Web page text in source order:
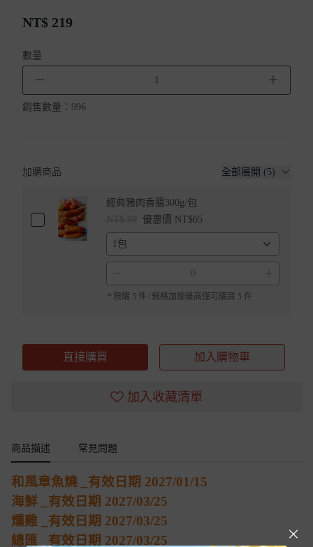
NT$ 219
數量
－ ＋
銷售數量： 996
加購商品 全部展開 (5)
經典豬肉香腸300g/包
優惠價 NT$65
－ ＋
* 限購 5 件 / 規格加總最高僅可購買 5 件
直接購買 加入購物車
加入收藏清單
商品描述 常見問題
和風章魚燒 _有效日期 2027/01/15
海鮮 _有效日期 2027/03/25
燻雞 _有效日期 2027/03/25
總匯 _有效日期 2027/03/25